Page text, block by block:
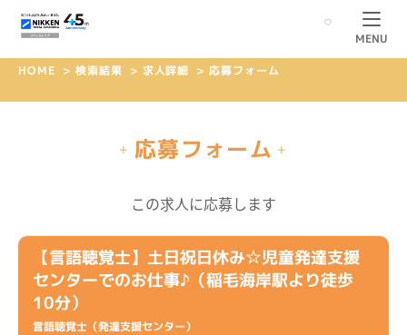
MENU
HOME > 検索結果 > 求人詳細 > 応募フォーム
+ 応募フォーム +
この求人に応募します
【言語聴覚士】土日祝日休み☆児童発達支援
センターでのお仕事♪（稲毛海岸駅より徒歩
10分）
言語聴覚士（発達支援センター）